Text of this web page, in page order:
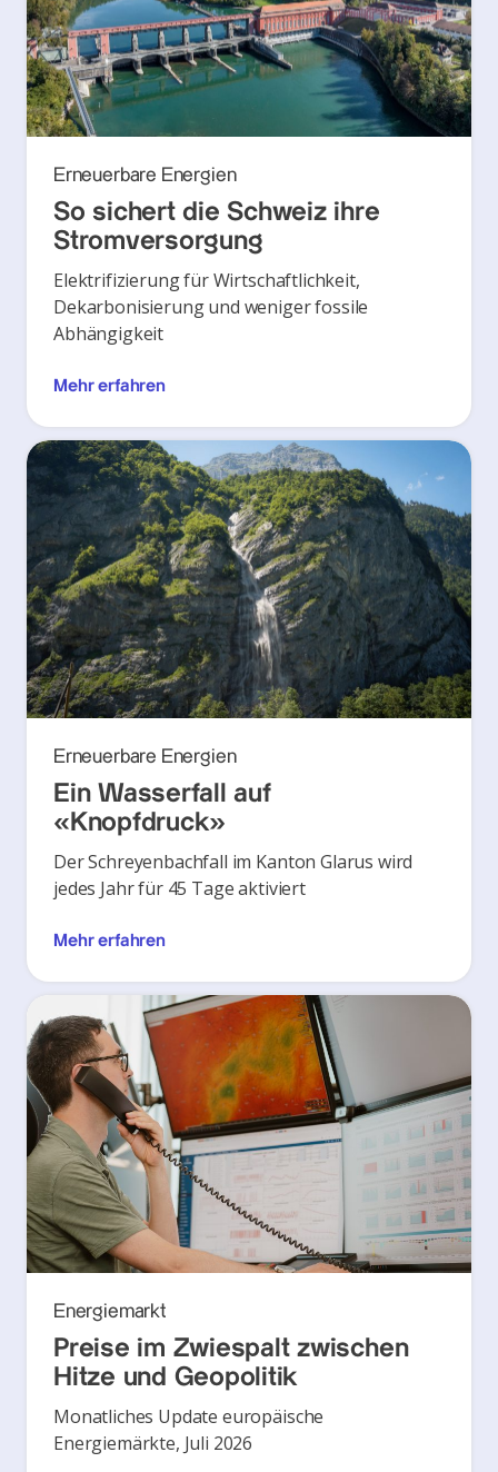
Erneuerbare Energien
So sichert die Schweiz ihre
Stromversorgung
Elektrifizierung für Wirtschaftlichkeit,
Dekarbonisierung und weniger fossile
Abhängigkeit
Mehr erfahren
Erneuerbare Energien
Ein Wasserfall auf
«Knopfdruck»
Der Schreyenbachfall im Kanton Glarus wird
jedes Jahr für 45 Tage aktiviert
Mehr erfahren
Energiemarkt
Preise im Zwiespalt zwischen
Hitze und Geopolitik
Monatliches Update europäische
Energiemärkte, Juli 2026